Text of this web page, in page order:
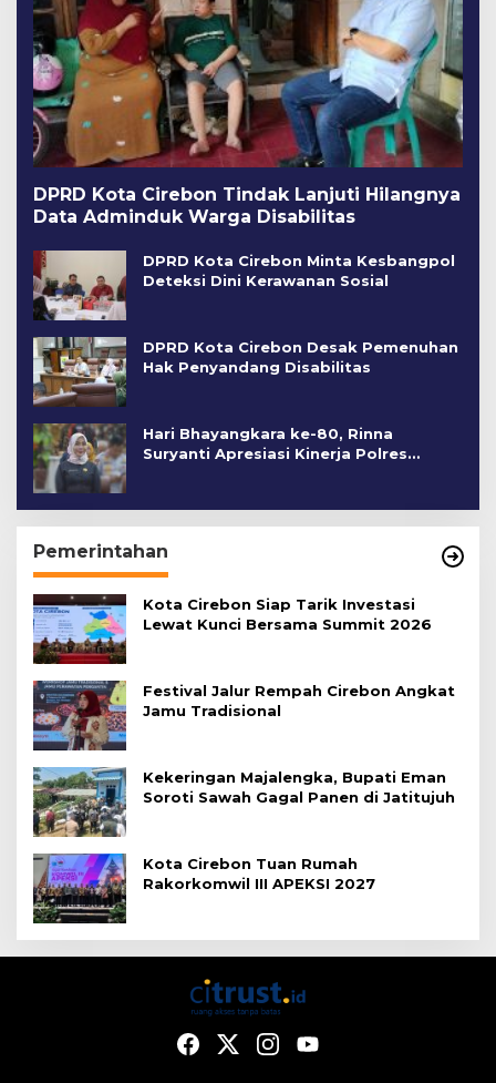
DPRD Kota Cirebon Tindak Lanjuti Hilangnya
Data Adminduk Warga Disabilitas
DPRD Kota Cirebon Minta Kesbangpol
Deteksi Dini Kerawanan Sosial
DPRD Kota Cirebon Desak Pemenuhan
Hak Penyandang Disabilitas
Hari Bhayangkara ke-80, Rinna
Suryanti Apresiasi Kinerja Polres
Pemerintahan
Kota Cirebon Siap Tarik Investasi
Lewat Kunci Bersama Summit 2026
Festival Jalur Rempah Cirebon Angkat
Jamu Tradisional
Kekeringan Majalengka, Bupati Eman
Soroti Sawah Gagal Panen di Jatitujuh
Kota Cirebon Tuan Rumah
Rakorkomwil III APEKSI 2027